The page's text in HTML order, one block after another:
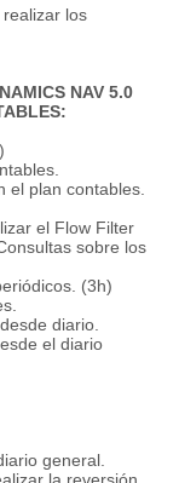
los
NAV 5.0
el plan contables.
el Flow Filter
sobre los
(3h)
diario.
el diario
general.